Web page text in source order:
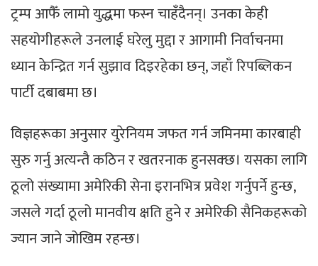
ट्रम्प आफैँ लामो युद्धमा फस्न चाहँदैनन्। उनका केही
सहयोगीहरूले उनलाई घरेलु मुद्दा र आगामी निर्वाचनमा
ध्यान केन्द्रित गर्न सुझाव दिइरहेका छन्, जहाँ रिपब्लिकन
पार्टी दबाबमा छ।
विज्ञहरूका अनुसार युरेनियम जफत गर्न जमिनमा कारबाही
सुरु गर्नु अत्यन्तै कठिन र खतरनाक हुनसक्छ। यसका लागि
ठूलो संख्यामा अमेरिकी सेना इरानभित्र प्रवेश गर्नुपर्ने हुन्छ,
जसले गर्दा ठूलो मानवीय क्षति हुने र अमेरिकी सैनिकहरूको
ज्यान जाने जोखिम रहन्छ।